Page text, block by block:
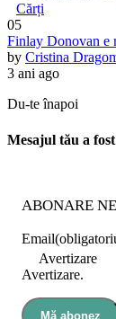
Cărți
05
Finlay Donovan e
by Cristina
3 ani ago
Du-te înapoi
Mesajul tău a
ABONARE
Email
Avertizare
Avertizare.
Mă abonez